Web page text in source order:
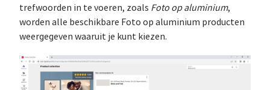
trefwoorden in te voeren, zoals Foto op aluminium,
worden alle beschikbare Foto op aluminium producten
weergegeven waaruit je kunt kiezen.